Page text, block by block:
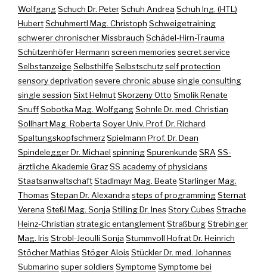
WolfgangSchuch Dr. PeterSchuh Andrea Schuh Ing. (HTL)
HubertSchuhmertl Mag. Christoph Schweigetraining
schwerer chronischer Missbrauch Schädel-Hirn-Trauma
Schützenhöfer Hermann screen memoriessecret service
Selbstanzeige Selbsthilfe Selbstschutzself protection
sensory deprivation severe chronic abuse single consulting
single session Sixt HelmutSkorzeny Otto Smolik Renate
SnuffSobotka Mag. WolfgangSohnle Dr. med. Christian
Sollhart Mag. Roberta Soyer Univ. Prof. Dr. Richard
SpaltungskopfschmerzSpielmann Prof. Dr. Dean
Spindelegger Dr. Michael spinningSpurenkunde SRA SS-
ärztliche Akademie GrazSS academy of physicians
StaatsanwaltschaftStadlmayr Mag. Beate Starlinger Mag.
ThomasStepan Dr. Alexandra steps of programmingSternat
Verena Steßl Mag. Sonja Stilling Dr. InesStory CubesStrache
Heinz-Christian strategic entanglementStraßburgStrebinger
Mag. IrisStrobl-Jeoulli Sonja Stummvoll Hofrat Dr. Heinrich
Stöcher MathiasStöger AloisStückler Dr. med. Johannes
Submarino super soldiersSymptome Symptome bei